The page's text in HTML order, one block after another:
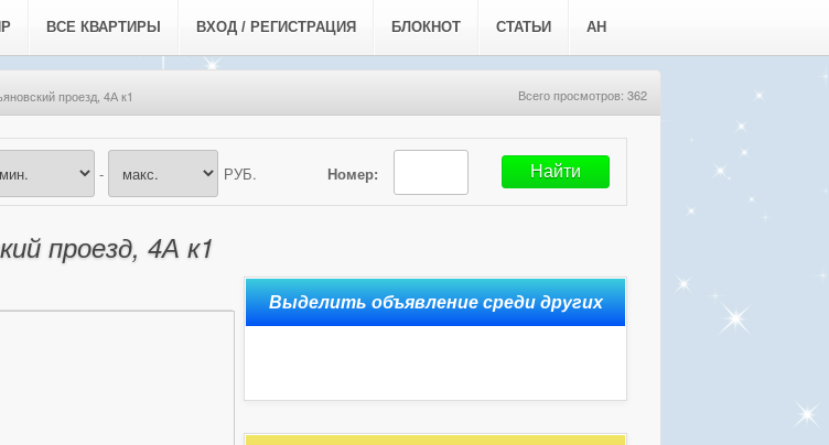
ВСЕ КВАРТИРЫ ВХОД / РЕГИСТРАЦИЯ БЛОКНОТ СТАТЬИ АН
проезд, 4А к1 Всего просмотров: 362
Номер:
- РУБ.
проезд, 4А к1